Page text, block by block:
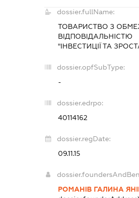
dossier.fullName:
ТОВАРИСТВО З
ВІДПОВІДАЛЬНІСТЮ
"ІНВЕСТИЦІЇ ТА
dossier.opfSubType:
-
dossier.edrpo:
40114162
dossier.regDate:
09.11.15
РОМАНІВ ГАЛИНА